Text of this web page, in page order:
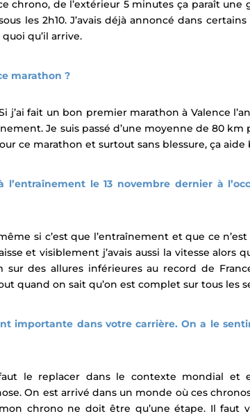
chrono, de l’extérieur 5 minutes ça paraît une
les 2h10. J’avais déjà annoncé dans
qu’il arrive.
marathon ?
j’ai fait un bon premier marathon à Valence
Je suis passé d’une moyenne de 80 km
ce marathon et surtout sans blessure, ça aide
l’entraînement le 13 novembre dernier à
si c’est que l’entraînement et que ce
et visiblement j’avais aussi la vitesse
des allures inférieures au record de
quand on sait qu’on est complet sur tous les
importante dans votre carrière. On a le
le replacer dans le contexte mondial et
On est arrivé dans un monde où ces
chrono ne doit être qu’une étape. Il faut